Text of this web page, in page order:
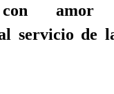
amor
servicio de